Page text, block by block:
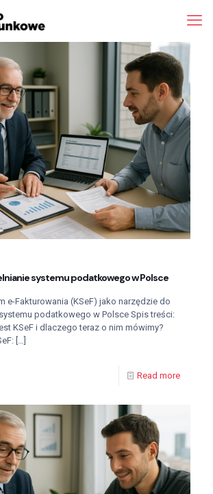
systemu podatkowego w Polsce
e-Fakturowania (KSeF) jako narzędzie do
podatkowego w Polsce Spis treści:
KSeF i dlaczego teraz o nim mówimy?
[…]
Read more